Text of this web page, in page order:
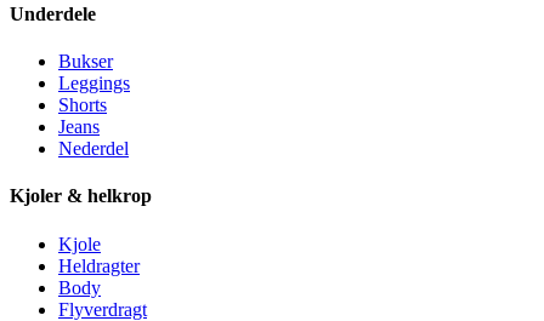
Underdele
Bukser
Leggings
Shorts
Jeans
Nederdel
Kjoler & helkrop
Kjole
Heldragter
Body
Flyverdragt